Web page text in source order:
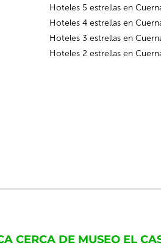
Hoteles 5 estrellas en
Hoteles 4 estrellas en
Hoteles 3 estrellas en
Hoteles 2 estrellas en
CERCA DE MUSEO EL